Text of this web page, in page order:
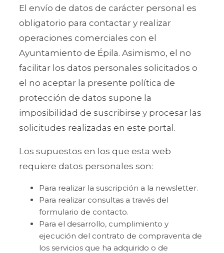
El envío de datos de carácter personal es
obligatorio para contactar y realizar
operaciones comerciales con el
Ayuntamiento de Épila. Asimismo, el no
facilitar los datos personales solicitados o
el no aceptar la presente política de
protección de datos supone la
imposibilidad de suscribirse y procesar las
solicitudes realizadas en este portal.
Los supuestos en los que esta web
requiere datos personales son:
Para realizar la suscripción a la newsletter.
Para realizar consultas a través del
formulario de contacto.
Para el desarrollo, cumplimiento y
ejecución del contrato de compraventa de
los servicios que ha adquirido o de